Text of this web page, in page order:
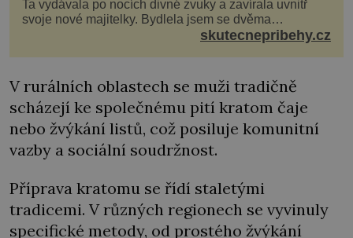
Ta vydávala po nocích divné zvuky a zavírala uvnitř
svoje nové majitelky. Bydlela jsem se dvěma
kamarádkami a bavilo nás zvelebovat si náš byt. Skoro
skutecnepribehy.cz
V rurálních oblastech se muži tradičně
scházejí ke společnému pití kratom čaje
nebo žvýkání listů, což posiluje komunitní
vazby a sociální soudržnost.
Příprava kratomu se řídí staletými
tradicemi. V různých regionech se vyvinuly
specifické metody, od prostého žvýkání